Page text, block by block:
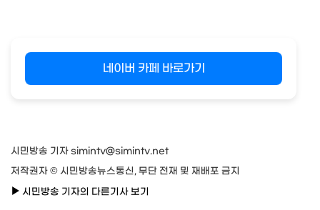
네이버 카페 바로가기
시민방송 기자 simintv@simintv.net
저작권자 © 시민방송뉴스통신, 무단 전재 및 재배포 금지
시민방송 기자의 다른기사 보기